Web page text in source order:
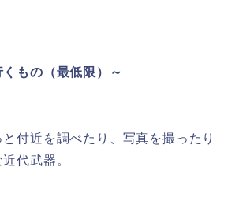
もの（最低限）～
付近を調べたり、写真を撮ったり
代武器。